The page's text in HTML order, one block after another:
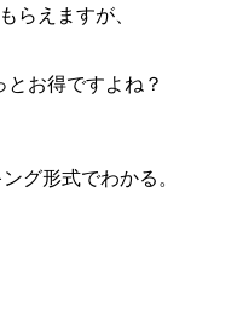
らえますが、
お得ですよね？
グ形式でわかる。